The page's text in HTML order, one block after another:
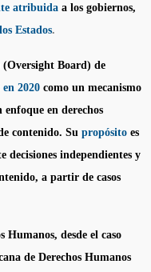
atribuida a los gobiernos,
Estados.
(Oversight Board) de
2020 como un mecanismo
en derechos
contenido. Su propósito es
decisiones independientes y
a partir de casos
Humanos, desde el caso
de Derechos Humanos